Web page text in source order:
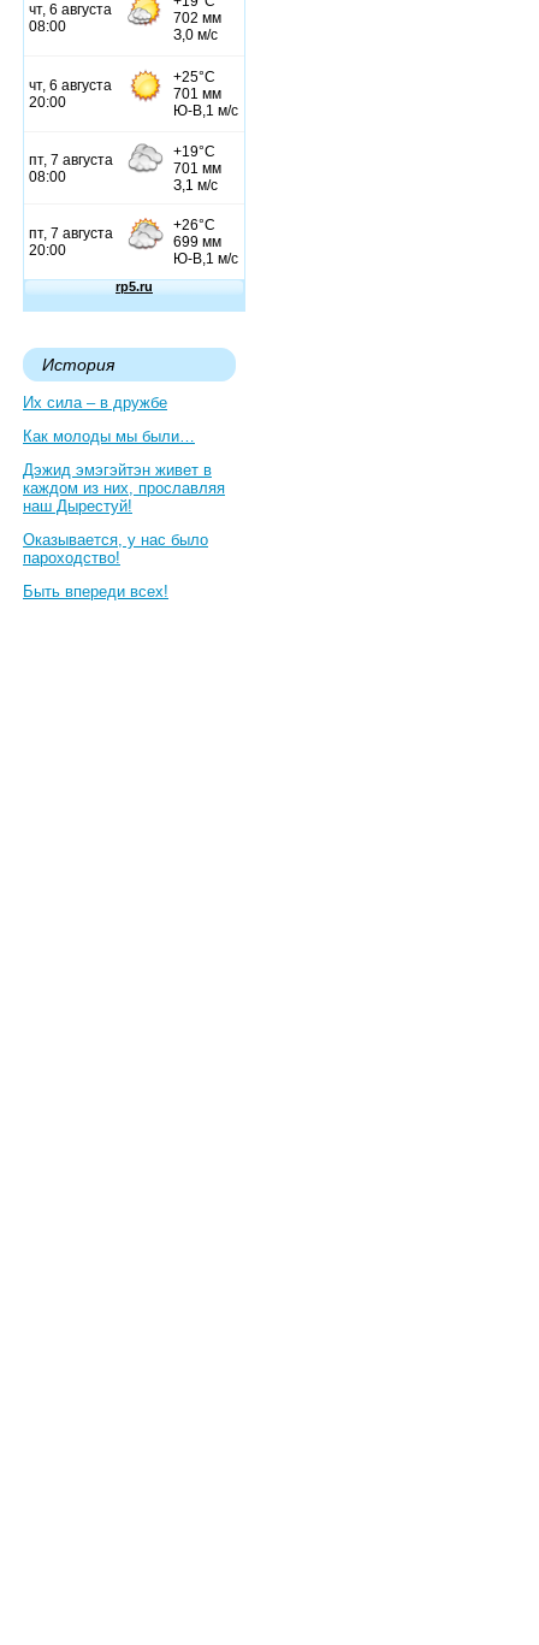
История
Их сила – в дружбе
Как молоды мы были…
Дэжид эмэгэйтэн живет в
каждом из них, прославляя
наш Дырестуй!
Оказывается, у нас было
пароходство!
Быть впереди всех!